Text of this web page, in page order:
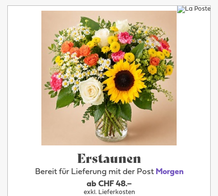
Erstaunen
Bereit für Lieferung mit der Post Morgen
ab CHF 48.–
exkl. Lieferkosten